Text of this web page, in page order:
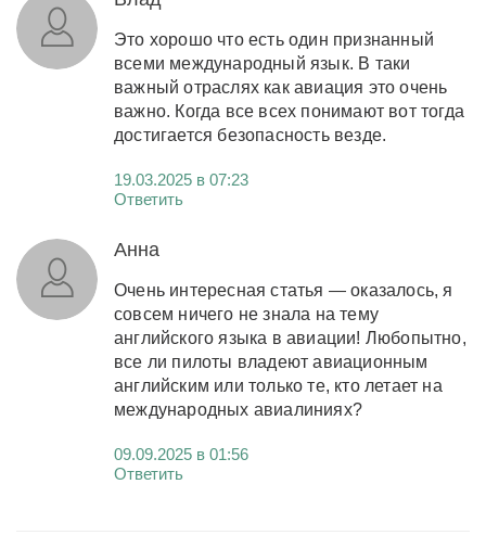
Это хорошо что есть один признанный
всеми международный язык. В таки
важный отраслях как авиация это очень
важно. Когда все всех понимают вот тогда
достигается безопасность везде.
19.03.2025 в 07:23
Ответить
Анна
Очень интересная статья — оказалось, я
совсем ничего не знала на тему
английского языка в авиации! Любопытно,
все ли пилоты владеют авиационным
английским или только те, кто летает на
международных авиалиниях?
09.09.2025 в 01:56
Ответить